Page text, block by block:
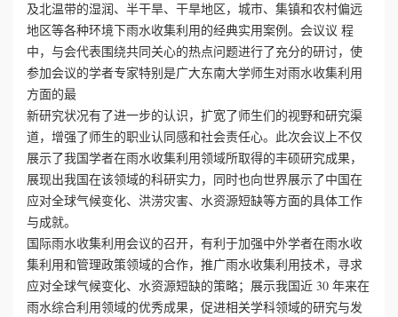
及北温带的湿润、半干旱、干旱地区，城市、集镇和农村偏远
地区等各种环境下雨水收集利用的经典实用案例。会议议 程
中，与会代表围绕共同关心的热点问题进行了充分的研讨，使
参加会议的学者专家特别是广大东南大学师生对雨水收集利用
方面的最
新研究状况有了进一步的认识，扩宽了师生们的视野和研究渠
道，增强了师生的职业认同感和社会责任心。此次会议上不仅
展示了我国学者在雨水收集利用领域所取得的丰硕研究成果，
展现出我国在该领域的科研实力，同时也向世界展示了中国在
应对全球气候变化、洪涝灾害、水资源短缺等方面的具体工作
与成就。
国际雨水收集利用会议的召开，有利于加强中外学者在雨水收
集利用和管理政策领域的合作，推广雨水收集利用技术，寻求
应对全球气候变化、水资源短缺的策略；展示我国近 30 年来在
雨水综合利用领域的优秀成果，促进相关学科领域的研究与发